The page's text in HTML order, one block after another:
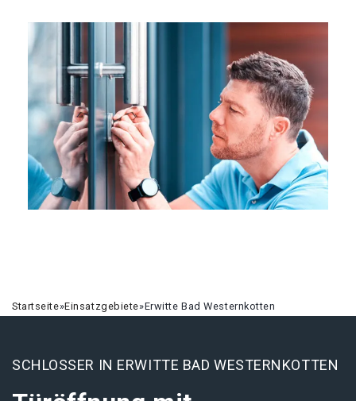
Startseite»Einsatzgebiete»Erwitte Bad Westernkotten
SCHLOSSER IN ERWITTE BAD WESTERNKOTTEN